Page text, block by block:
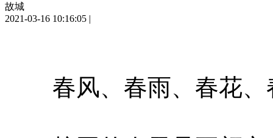
故城
2021-03-16 10:16:05 |
春风、春雨、春花、